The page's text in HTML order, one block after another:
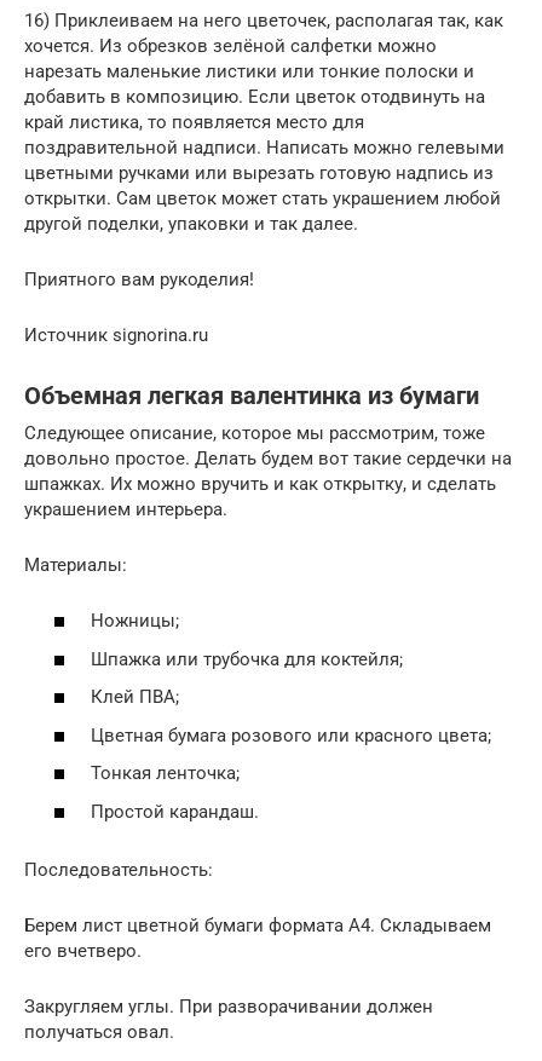
16) Приклеиваем на него цветочек, располагая так, как
хочется. Из обрезков зелёной салфетки можно
нарезать маленькие листики или тонкие полоски и
добавить в композицию. Если цветок отодвинуть на
край листика, то появляется место для
поздравительной надписи. Написать можно гелевыми
цветными ручками или вырезать готовую надпись из
открытки. Сам цветок может стать украшением любой
другой поделки, упаковки и так далее.
Приятного вам рукоделия!
Источник signorina.ru
Объемная легкая валентинка из бумаги
Следующее описание, которое мы рассмотрим, тоже
довольно простое. Делать будем вот такие сердечки на
шпажках. Их можно вручить и как открытку, и сделать
украшением интерьера.
Материалы:
Ножницы;
Шпажка или трубочка для коктейля;
Клей ПВА;
Цветная бумага розового или красного цвета;
Тонкая ленточка;
Простой карандаш.
Последовательность:
Берем лист цветной бумаги формата А4. Складываем
его вчетверо.
Закругляем углы. При разворачивании должен
получаться овал.